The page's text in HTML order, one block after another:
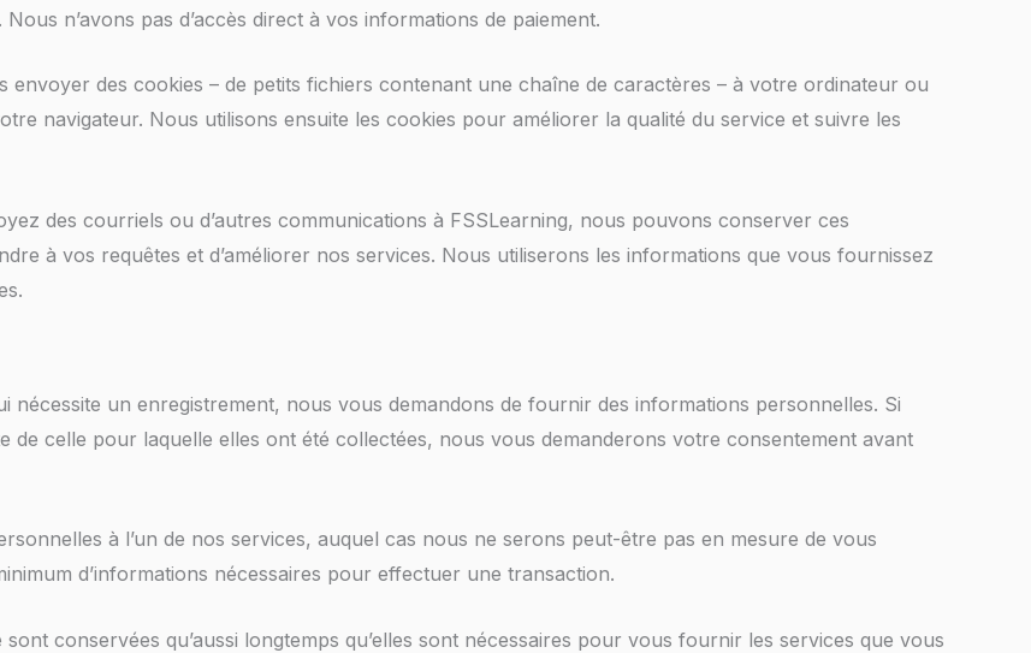
n’avons pas d’accès direct à vos informations de paiement.
envoyer des cookies – de petits fichiers contenant une chaîne de caractères – à votre ordinateur ou
navigateur. Nous utilisons ensuite les cookies pour améliorer la qualité du service et suivre les
des courriels ou d’autres communications à FSSLearning, nous pouvons conserver ces
à vos requêtes et d’améliorer nos services. Nous utiliserons les informations que vous fournissez
un enregistrement, nous vous demandons de fournir des informations personnelles. Si
de celle pour laquelle elles ont été collectées, nous vous demanderons votre consentement avant
à l’un de nos services, auquel cas nous ne serons peut-être pas en mesure de vous
d’informations nécessaires pour effectuer une transaction.
conservées qu’aussi longtemps qu’elles sont nécessaires pour vous fournir les services que vous